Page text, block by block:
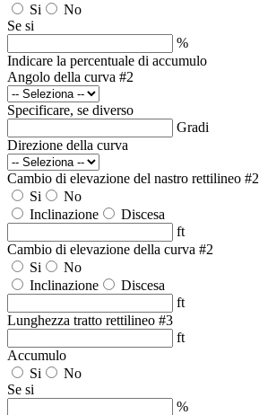
Si
No
Se si
%
Indicare la percentuale di accumulo
Angolo della curva #2
Specificare, se diverso
Gradi
Direzione della curva
Cambio di elevazione del nastro rettilineo #2
Si
No
Inclinazione
Discesa
ft
Cambio di elevazione della curva #2
Si
No
Inclinazione
Discesa
ft
Lunghezza tratto rettilineo #3
ft
Accumulo
Si
No
Se si
%